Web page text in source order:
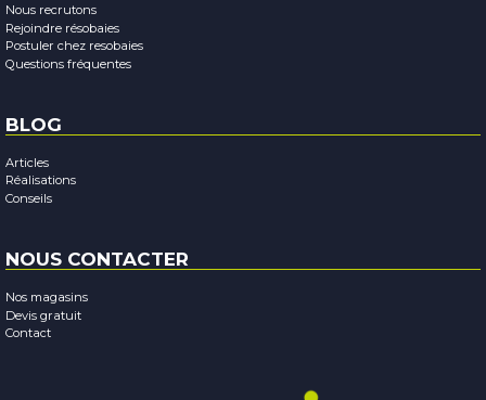
Nous recrutons
Rejoindre résobaies
Postuler chez resobaies
Questions fréquentes
BLOG
Articles
Réalisations
Conseils
NOUS CONTACTER
Nos magasins
Devis gratuit
Contact